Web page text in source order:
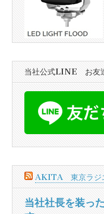
当社公式LINE お友
AKITA 東京ラジ
当社社長を装っ